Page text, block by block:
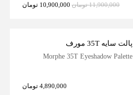
11,900,000 تومان 10,900,000 تومان
پالت سایه 35T مورف
Morphe 35T Eyeshadow Palette
4,890,000 تومان